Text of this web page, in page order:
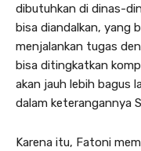
dibutuhkan di dinas-
bisa diandalkan, yang
menjalankan tugas
bisa ditingkatkan
akan jauh lebih bagus
dalam keterangannya
Karena itu, Fatoni